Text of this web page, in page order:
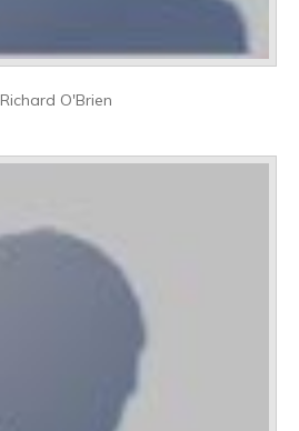
Richard O'Brien